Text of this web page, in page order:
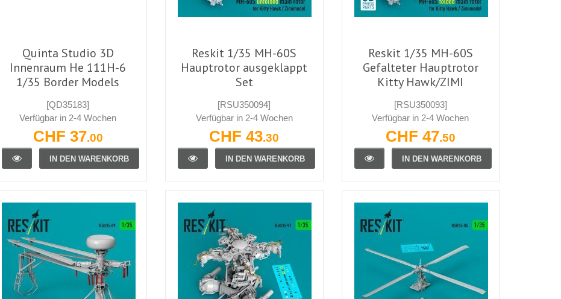
Quinta Studio 3D
Innenraum He 111H-6
1/35 Border Models
[QD35183]
Verfügbar in 2-4 Wochen
CHF 37.00
IN DEN WARENKORB
Reskit 1/35 MH-60S
Hauptrotor ausgeklappt
Set
[RSU350094]
Verfügbar in 2-4 Wochen
CHF 43.30
IN DEN WARENKORB
Reskit 1/35 MH-60S
Gefalteter Hauptrotor
Kitty Hawk/ZIMI
[RSU350093]
Verfügbar in 2-4 Wochen
CHF 47.50
IN DEN WARENKORB